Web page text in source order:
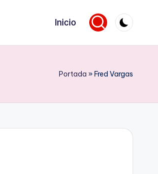
Inicio
Portada »Fred Vargas